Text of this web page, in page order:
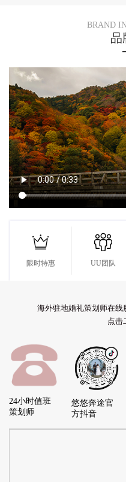
BRAND
品

限时特惠

UU团队
海外驻地婚礼策划师在
点击
24小时值班
策划师
悠悠奔途官
方抖音